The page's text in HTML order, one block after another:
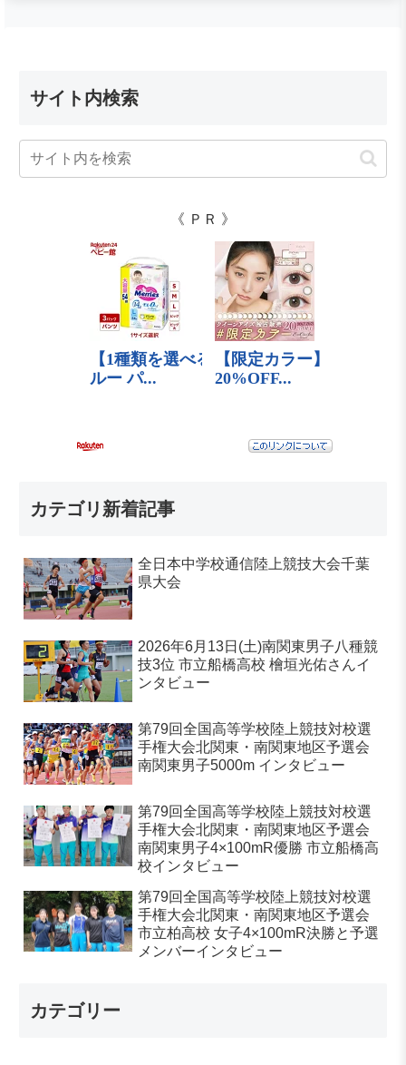
サイト内検索
《 ＰＲ 》
カテゴリ新着記事
全日本中学校通信陸上競技大会千葉
県大会
2026年6月13日(土)南関東男子八種競
技3位 市立船橋高校 檜垣光佑さんイ
ンタビュー
第79回全国高等学校陸上競技対校選
手権大会北関東・南関東地区予選会
南関東男子5000m インタビュー
第79回全国高等学校陸上競技対校選
手権大会北関東・南関東地区予選会
南関東男子4×100mR優勝 市立船橋高
校インタビュー
第79回全国高等学校陸上競技対校選
手権大会北関東・南関東地区予選会
市立柏高校 女子4×100mR決勝と予選
メンバーインタビュー
カテゴリー